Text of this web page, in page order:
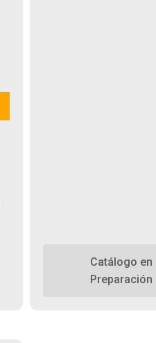
Catálogo en
Preparación